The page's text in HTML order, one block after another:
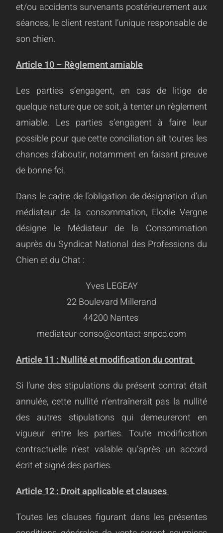
et/ou accidents survenants postérieurement aux
séances, le client restant l’unique responsable de
son chien.
Article 10 – Règlement amiable
Les parties s’engagent, en cas de litige de
quelque nature que ce soit, à tenter un règlement
amiable. Les parties s’engagent à faire leur
possible pour que cette conciliation ait toutes les
chances d’aboutir, notamment en faisant preuve
de bonne foi.
Dans le cadre de l’obligation de désignation d’un
médiateur de la consommation, Elodie Vergne
désigne le Médiateur de la Consommation
auprès du Syndicat National des Professions du
Chien et du Chat :
Yves LEGEAY
22 Boulevard Millerand
44200 Nantes
mediateur-conso@contact-snpcc.com
Article 11 : Nullité et modification du contrat
Si l’une des stipulations du présent contrat était
annulée, cette nullité n’entraînerait pas la nullité
des autres stipulations qui demeureront en
vigueur entre les parties. Toute modification
contractuelle n’est valable qu’après un accord
écrit et signé des parties.
Article 12 : Droit applicable et clauses
Toutes les clauses figurant dans les présentes